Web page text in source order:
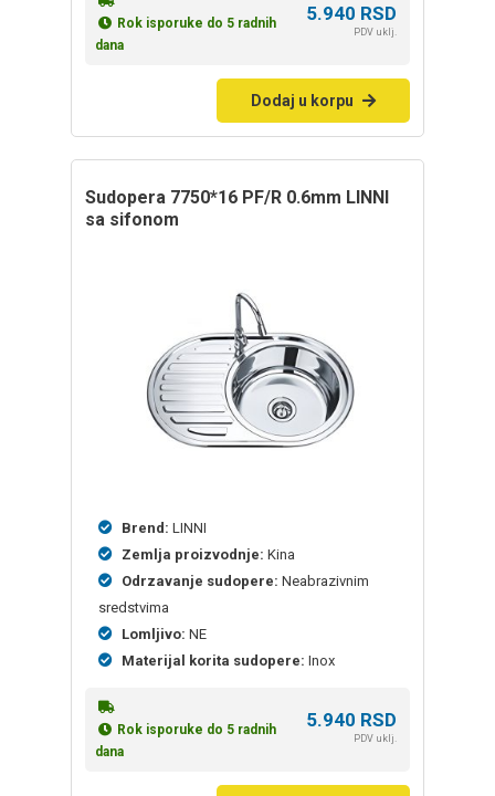
Rok isporuke do 5 radnih
dana
5.940 RSD
PDV uklj.
Dodaj u korpu
sudopera 7750*16 PF/R 0.6mm LINNI
sa sifonom
Brend: LINNI
Zemlja proizvodnje: Kina
Odrzavanje sudopere: Neabrazivnim
sredstvima
Lomljivo: NE
Materijal korita sudopere: Inox
Rok isporuke do 5 radnih
dana
5.940 RSD
PDV uklj.